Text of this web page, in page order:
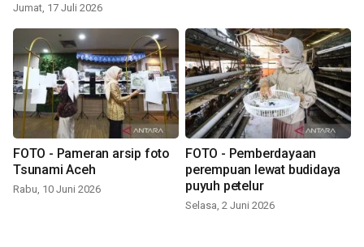
Jumat, 17 Juli 2026
FOTO - Pameran arsip foto
Tsunami Aceh
Rabu, 10 Juni 2026
FOTO - Pemberdayaan
perempuan lewat budidaya
puyuh petelur
Selasa, 2 Juni 2026